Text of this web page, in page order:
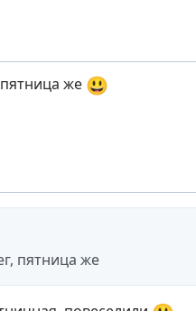
же 😃
пятница же